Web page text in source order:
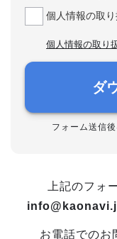
個人情報の取り
個人情報の取り
ダ
フォーム送信
上記のフォ
お電話でのお